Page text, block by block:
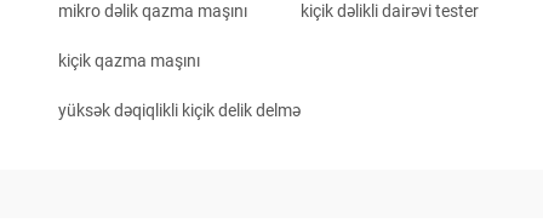
mikro dəlik qazma maşını kiçik dəlikli dairəvi tester
kiçik qazma maşını
yüksək dəqiqlikli kiçik delik delmə